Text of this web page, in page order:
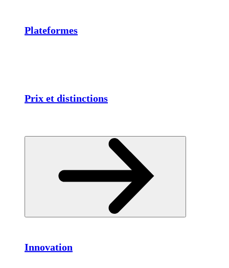
Plateformes
Prix et distinctions
Innovation